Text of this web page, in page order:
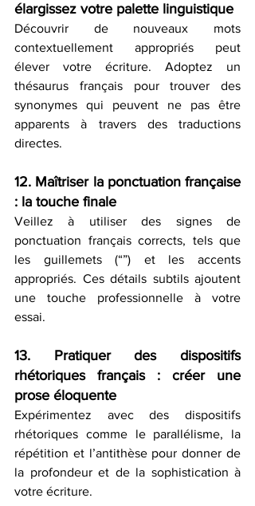
élargissez votre palette linguistique
Découvrir de nouveaux mots
contextuellement appropriés peut
élever votre écriture. Adoptez un
thésaurus français pour trouver des
synonymes qui peuvent ne pas être
apparents à travers des traductions
directes.
12. Maîtriser la ponctuation française
: la touche finale
Veillez à utiliser des signes de
ponctuation français corrects, tels que
les guillemets (“”) et les accents
appropriés. Ces détails subtils ajoutent
une touche professionnelle à votre
essai.
13. Pratiquer des dispositifs
rhétoriques français : créer une
prose éloquente
Expérimentez avec des dispositifs
rhétoriques comme le parallélisme, la
répétition et l’antithèse pour donner de
la profondeur et de la sophistication à
votre écriture.